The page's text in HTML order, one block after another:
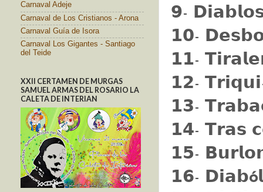
𝟵-
𝟭𝟬-
𝟭𝟭-
𝟭𝟮-
𝟭𝟯-
𝟭𝟰- 𝗧𝗿𝗮𝘀
𝟭𝟱-
𝟭𝟲- 𝗗𝗶𝗮𝗯ó𝗹
Carnaval Adeje
Carnaval de Los Cristianos - Arona
Carnaval Guía de Isora
Carnaval Los Gigantes - Santiago
del Teide
XXII CERTAMEN DE MURGAS
SAMUEL ARMAS DEL ROSARIO LA
CALETA DE INTERIAN